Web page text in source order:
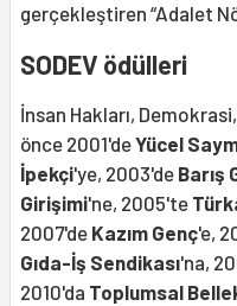
gerçekleştiren “Adalet
SODEV ödülleri
İnsan Hakları,
önce 2001'deYücel
İpekçi'ye, 2003'de Barış
Girişimi'ne, 2005'te
2007'de Kazım Genç'e,
Gıda-İş Sendikası'na,
2010'da Toplumsal